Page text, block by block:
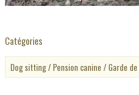
Catégories
Dog sitting / Pension canine / Garde